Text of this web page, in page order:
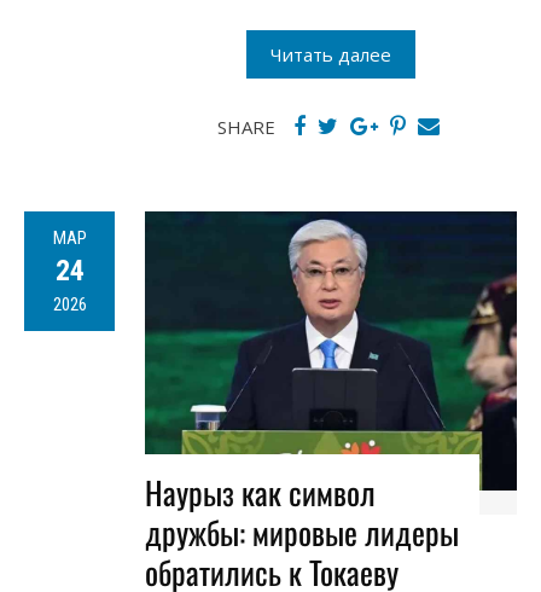
Читать далее
SHARE
МАР
24
2026
Наурыз как символ
дружбы: мировые лидеры
обратились к Токаеву